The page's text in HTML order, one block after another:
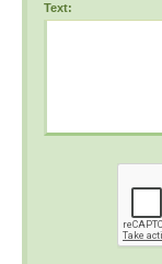
Text: